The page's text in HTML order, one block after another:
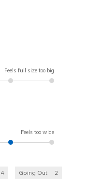
Feels full size too big
Feels too wide
4 Going Out 2